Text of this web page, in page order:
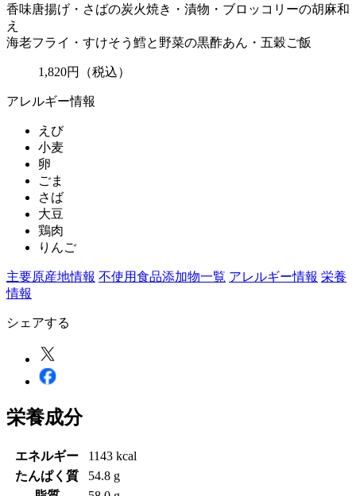
香味唐揚げ・さばの炭火焼き・漬物・ブロッコリーの胡麻和
え
海老フライ・すけそう鱈と野菜の黒酢あん・五穀ご飯
1,820円 （税込）
アレルギー情報
えび
小麦
卵
ごま
さば
大豆
鶏肉
りんご
主要原産地情報 不使用食品添加物一覧 アレルギー情報 栄養
情報
シェアする
栄養成分
エネルギー
1143 kcal
たんぱく質
54.8 g